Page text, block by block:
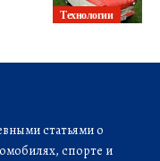
Технологии
статьями о
спорте и